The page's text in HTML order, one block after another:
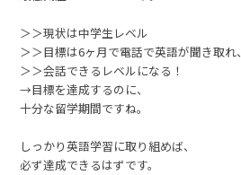
＞＞現状は中学生レベル
＞＞目標は6ヶ月で電話で英語が聞き取れ、
＞＞会話できるレベルになる！
→目標を達成するのに、
十分な留学期間ですね。
しっかり英語学習に取り組めば、
必ず達成できるはずです。